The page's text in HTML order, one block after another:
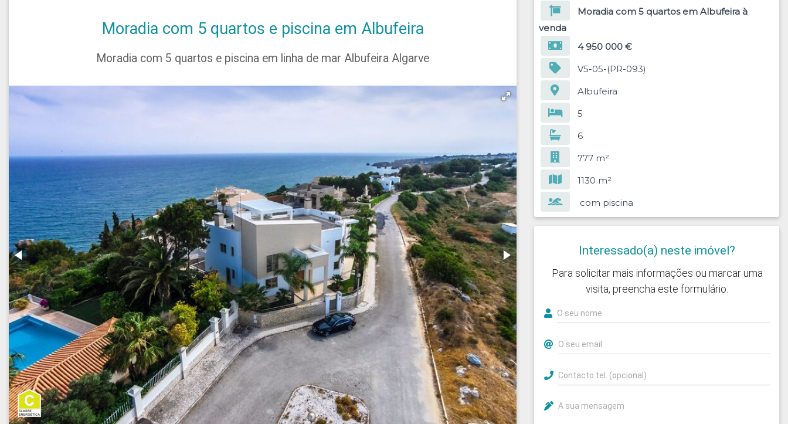
Moradia com 5 quartos e piscina em Albufeira
Moradia com 5 quartos e piscina em linha de mar Albufeira Algarve
Moradia com 5 quartos em Albufeira à
venda
4 950 000 €
V5-05-(PR-093)
Albufeira
5
6
777 m²
1130 m²
com piscina